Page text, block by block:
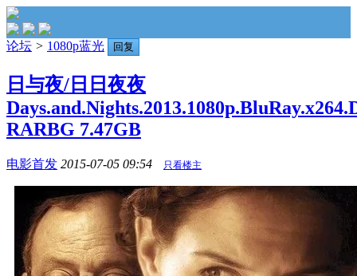
论坛 > 1080p蓝光 回复
日与夜/日日夜夜
RARBG 7.47GB
电影首发 2015-07-05 09:54 只看楼主